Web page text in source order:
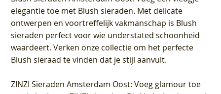
elegantie toe met Blush sieraden. Met delicate
ontwerpen en voortreffelijk vakmanschap is Blush
sieraden perfect voor wie understated schoonheid
waardeert. Verken onze collectie om het perfecte
Blush sieraad te vinden dat je stijl aanvult.
ZINZI Sieraden Amsterdam Oost: Voeg glamour toe